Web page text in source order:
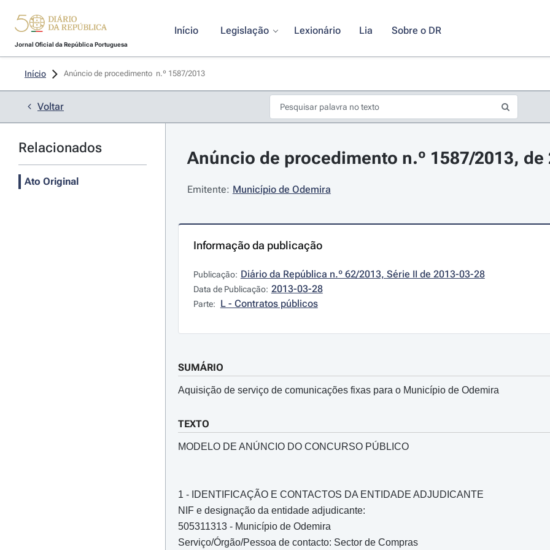
Jornal Oficial da República Portuguesa
Início Legislação Lexionário Lia Sobre o DR
Início Anúncio de procedimento  n.º 1587/2013
Voltar
Relacionados
Ato Original
Anúncio de procedimento n.º 1587/2013, de
Emitente: Município de Odemira
Informação da publicação
Publicação: Diário da República n.º 62/2013, Série II de 2013-03-28
Data de Publicação: 2013-03-28
Parte: L - Contratos públicos
SUMÁRIO
Aquisição de serviço de comunicações fixas para o Município de Odemira
TEXTO
MODELO DE ANÚNCIO DO CONCURSO PÚBLICO
1 - IDENTIFICAÇÃO E CONTACTOS DA ENTIDADE ADJUDICANTE
NIF e designação da entidade adjudicante:
505311313 - Município de Odemira
Serviço/Órgão/Pessoa de contacto: Sector de Compras